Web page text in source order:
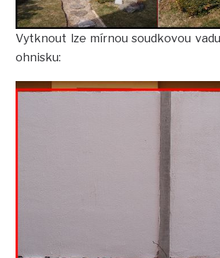
Vytknout lze mírnou soudkovou
ohnisku: